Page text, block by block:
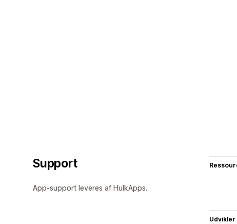
Support
App-support leveres af HulkApps.
Udvikler